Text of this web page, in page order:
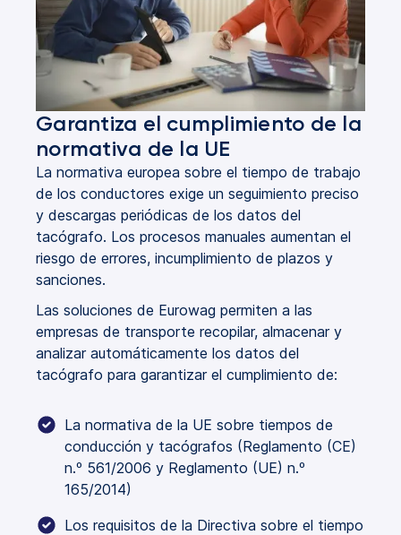
Garantiza el cumplimiento de la
normativa de la UE
La normativa europea sobre el tiempo de trabajo
de los conductores exige un seguimiento preciso
y descargas periódicas de los datos del
tacógrafo. Los procesos manuales aumentan el
riesgo de errores, incumplimiento de plazos y
sanciones.
Las soluciones de Eurowag permiten a las
empresas de transporte recopilar, almacenar y
analizar automáticamente los datos del
tacógrafo para garantizar el cumplimiento de:
La normativa de la UE sobre tiempos de
conducción y tacógrafos (Reglamento (CE)
n.º 561/2006 y Reglamento (UE) n.º
165/2014)
Los requisitos de la Directiva sobre el tiempo